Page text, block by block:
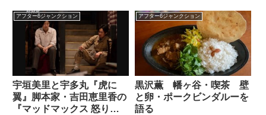
『コジ10 小島秀夫の「最高の10
分間にしよう」』について話す中
で、この日TBS退社を発表したパ
ートナーの宇内梨沙さんにエール
を送っていました。
や見どころについて話していまし
た。（宇多丸）はい。僕と玉さん
が月に1回、とっておきの映画を
紹介する……（宇多丸・玉袋...
アフター6ジャンクション
宇垣美里と宇多丸『虎に
翼』脚本家・吉田恵里香の
『マッドマックス 怒りの
アフター6ジャンクション
黒沢薫 幡ヶ谷・喫茶 壁
と卵・ポークビンダルーを
語る